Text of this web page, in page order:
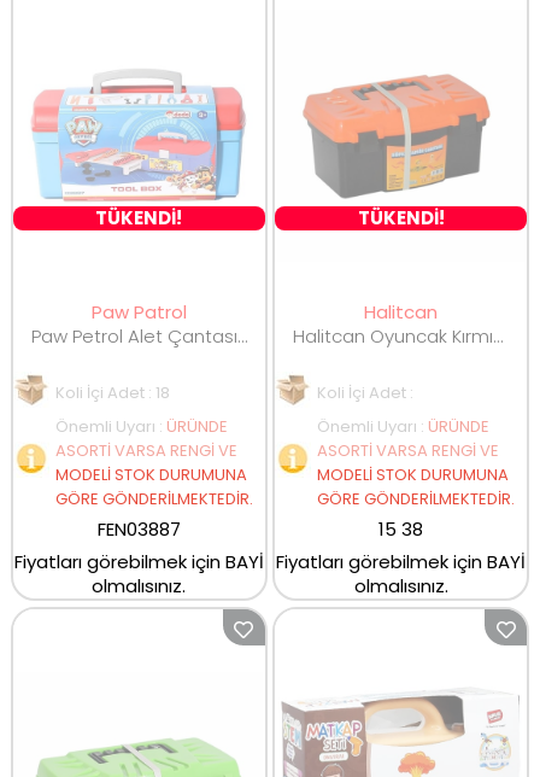
TÜKENDİ!
Paw Patrol
Paw Petrol Alet Çantası 03887
Koli İçi Adet : 18
Önemli Uyarı : ÜRÜNDE
ASORTİ VARSA RENGİ VE
MODELİ STOK DURUMUNA
GÖRE GÖNDERİLMEKTEDİR.
FEN03887
Fiyatları görebilmek için BAYİ
olmalısınız.
TÜKENDİ!
Halitcan
Halitcan Oyuncak Kırmızı Çantada Tamir Seti HC1027
Koli İçi Adet :
Önemli Uyarı : ÜRÜNDE
ASORTİ VARSA RENGİ VE
MODELİ STOK DURUMUNA
GÖRE GÖNDERİLMEKTEDİR.
15 38
Fiyatları görebilmek için BAYİ
olmalısınız.